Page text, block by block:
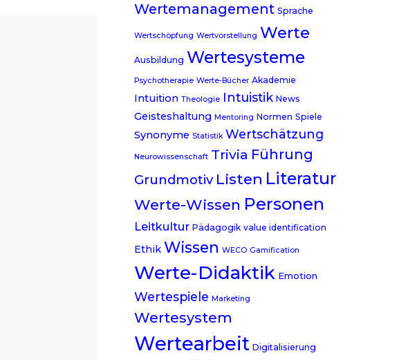
Wertemanagement Sprache
Wertschöpfung Wertvorstellung Werte
Ausbildung Wertesysteme
Psychotherapie Werte-Bücher Akademie
Intuition Theologie Intuistik News
Geisteshaltung Mentoring Normen Spiele
Synonyme Statistik Wertschätzung
Neurowissenschaft Trivia Führung
Grundmotiv Listen Literatur
Werte-Wissen Personen
Leitkultur Pädagogik value identification
Ethik Wissen WECO Gamification
Werte-Didaktik Emotion
Wertespiele Marketing
Wertesystem
Wertearbeit Digitalisierung